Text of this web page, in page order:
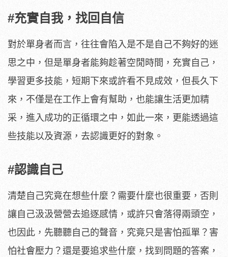
#充實自我，找回自信
對於單身者而言，往往會陷入是不是自己不夠好的迷
思之中，但是單身者能夠趁著空閒時間，充實自己，
學習更多技能，短期下來或許看不見成效，但長久下
來，不僅是在工作上會有幫助，也能讓生活更加精
采，進入成功的正循環之中，如此一來，更能透過這
些技能以及資源，去認識更好的對象。
#認識自己
清楚自己究竟在想些什麼？需要什麼也很重要，否則
讓自己汲汲營營去追逐感情，或許只會落得兩頭空，
也因此，先聽聽自己的聲音，究竟只是害怕孤單？害
怕社會壓力？還是要追求些什麼，找到問題的答案，